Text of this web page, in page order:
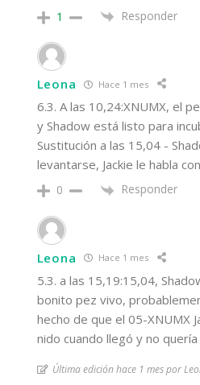
1 Responder
Leona Hace 1 mes
6.3. A las 10,24:XNUMX, el
y Shadow está listo para
Sustitución a las 15,04 -
levantarse, Jackie le habla
0 Responder
Leona Hace 1 mes
5.3. a las 15,19:15,04,
bonito pez vivo,
hecho de que el 05-XNUMX
nido cuando llegó y no
Última edición hace 1 mes por